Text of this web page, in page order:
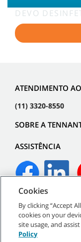
DEVO
ATENDIMENTO
(11) 3320-8550
SOBRE A
ASSISTÊNCIA
©2026Tennant
Cookies
By clicking “Accept
cookies on your
site usage, and
Policy